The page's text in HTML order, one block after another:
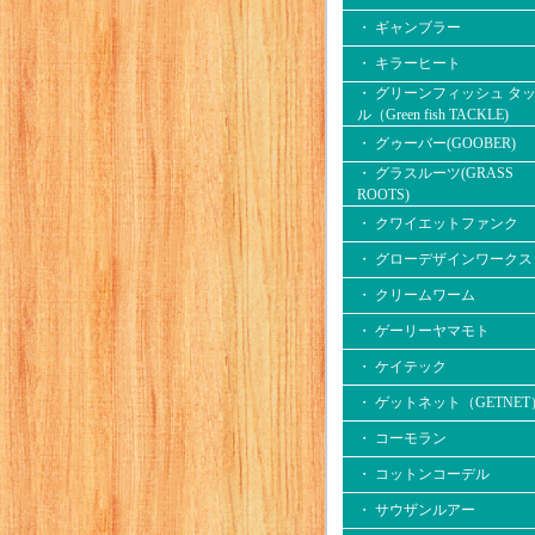
・ ギャンブラー
・ キラーヒート
・ グリーンフィッシュ タ
ル（Green fish TACKLE)
・ グゥーバー(GOOBER)
・ グラスルーツ(GRASS
ROOTS)
・ クワイエットファンク
・ グローデザインワークス
・ クリームワーム
・ ゲーリーヤマモト
・ ケイテック
・ ゲットネット（GETNET
・ コーモラン
・ コットンコーデル
・ サウザンルアー